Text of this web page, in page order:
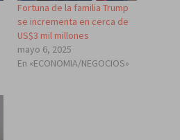
Fortuna de la familia Trump
se incrementa en cerca de
US$3 mil millones
mayo 6, 2025
En «ECONOMIA/NEGOCIOS»